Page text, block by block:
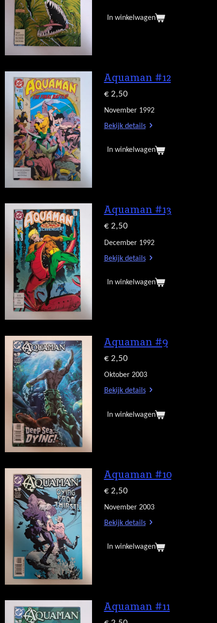
In winkelwagen
Aquaman #12
€ 2,50
November 1992
Bekijk details
In winkelwagen
Aquaman #13
€ 2,50
December 1992
Bekijk details
In winkelwagen
Aquaman #9
€ 2,50
Oktober 2003
Bekijk details
In winkelwagen
Aquaman #10
€ 2,50
November 2003
Bekijk details
In winkelwagen
Aquaman #11